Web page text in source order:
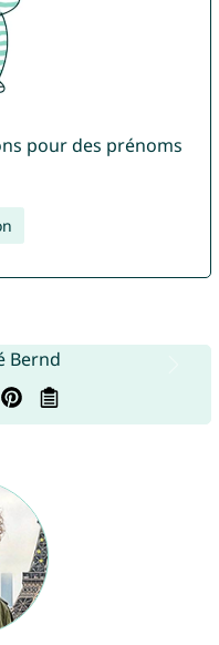
pour des prénoms